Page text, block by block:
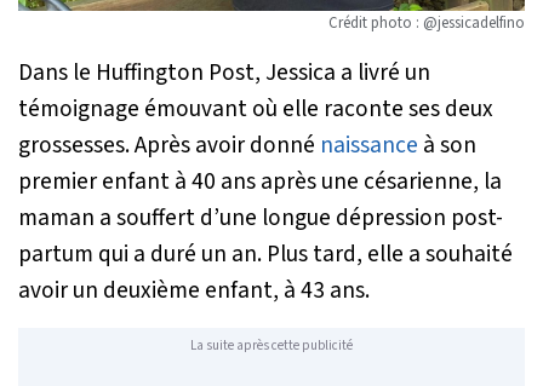
Crédit photo : @jessicadelfino
Dans le Huffington Post, Jessica a livré un
témoignage émouvant où elle raconte ses deux
grossesses. Après avoir donné naissance à son
premier enfant à 40 ans après une césarienne, la
maman a souffert d’une longue dépression post-
partum qui a duré un an. Plus tard, elle a souhaité
avoir un deuxième enfant, à 43 ans.
La suite après cette publicité